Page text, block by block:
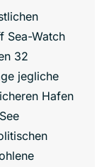
Sea-Watch
32
jegliche
Hafen